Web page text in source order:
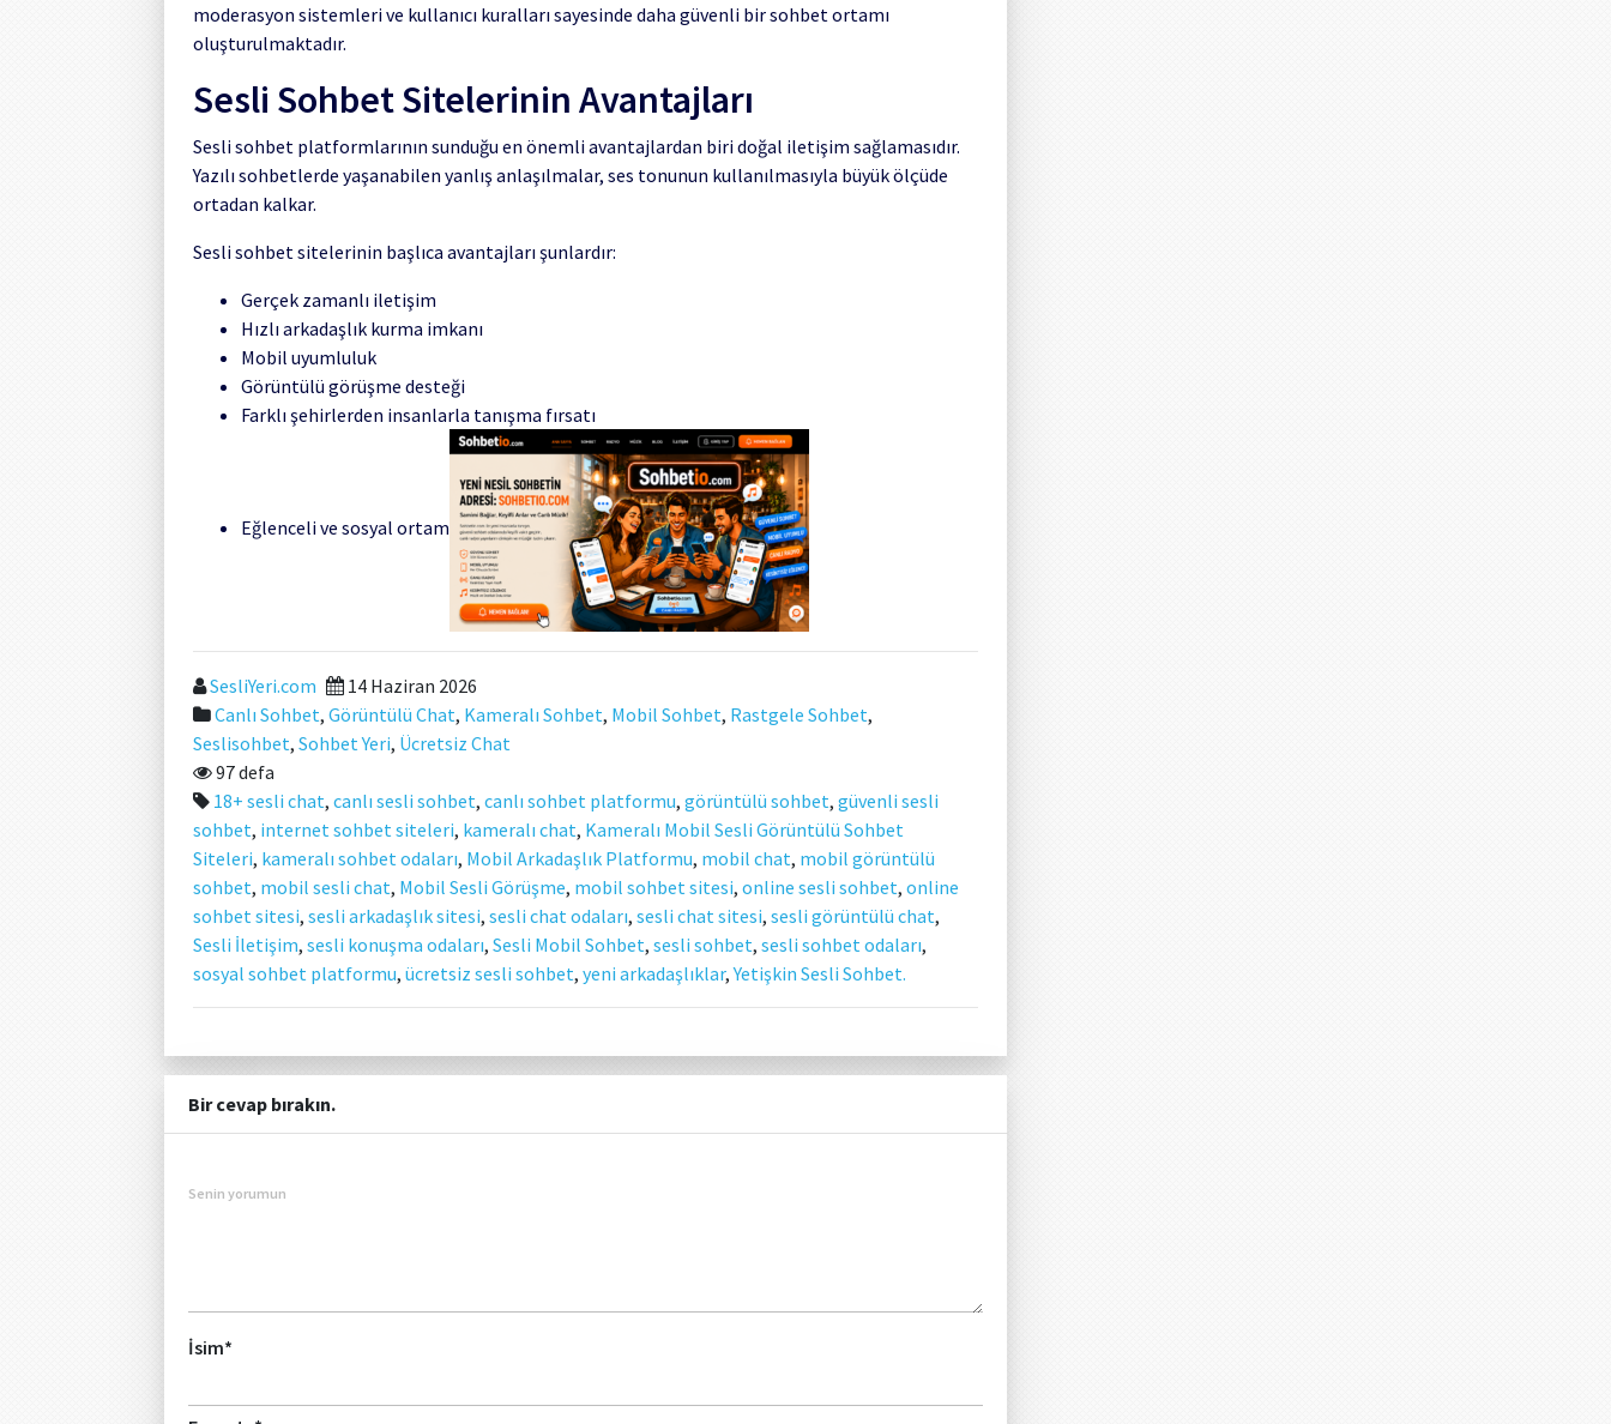
moderasyon sistemleri ve kullanıcı kuralları sayesinde daha güvenli bir sohbet ortamı
oluşturulmaktadır.
Sesli Sohbet Sitelerinin Avantajları
Sesli sohbet platformlarının sunduğu en önemli avantajlardan biri doğal iletişim sağlamasıdır.
Yazılı sohbetlerde yaşanabilen yanlış anlaşılmalar, ses tonunun kullanılmasıyla büyük ölçüde
ortadan kalkar.
Sesli sohbet sitelerinin başlıca avantajları şunlardır:
Gerçek zamanlı iletişim
Hızlı arkadaşlık kurma imkanı
Mobil uyumluluk
Görüntülü görüşme desteği
Farklı şehirlerden insanlarla tanışma fırsatı
Eğlenceli ve sosyal ortam
SesliYeri.com
14 Haziran 2026
Canlı Sohbet, Görüntülü Chat, Kameralı Sohbet, Mobil Sohbet, Rastgele Sohbet,
Seslisohbet, Sohbet Yeri, Ücretsiz Chat
97 defa
18+ sesli chat, canlı sesli sohbet, canlı sohbet platformu, görüntülü sohbet, güvenli sesli
sohbet, internet sohbet siteleri, kameralı chat, Kameralı Mobil Sesli Görüntülü Sohbet
Siteleri, kameralı sohbet odaları, Mobil Arkadaşlık Platformu, mobil chat, mobil görüntülü
sohbet, mobil sesli chat, Mobil Sesli Görüşme, mobil sohbet sitesi, online sesli sohbet, online
sohbet sitesi, sesli arkadaşlık sitesi, sesli chat odaları, sesli chat sitesi, sesli görüntülü chat,
Sesli İletişim, sesli konuşma odaları, Sesli Mobil Sohbet, sesli sohbet, sesli sohbet odaları,
sosyal sohbet platformu, ücretsiz sesli sohbet, yeni arkadaşlıklar,Yetişkin Sesli Sohbet.
Bir cevap bırakın.
Senin yorumun
İsim*